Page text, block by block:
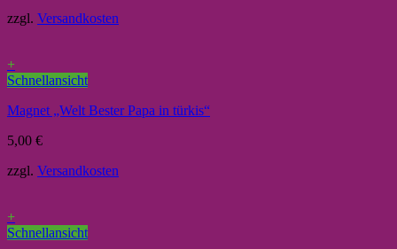
zzgl. Versandkosten
+
Schnellansicht
Magnet „Welt Bester Papa in türkis“
5,00 €
zzgl. Versandkosten
+
Schnellansicht